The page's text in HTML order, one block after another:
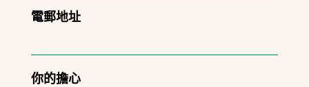
電郵地址
你的擔心